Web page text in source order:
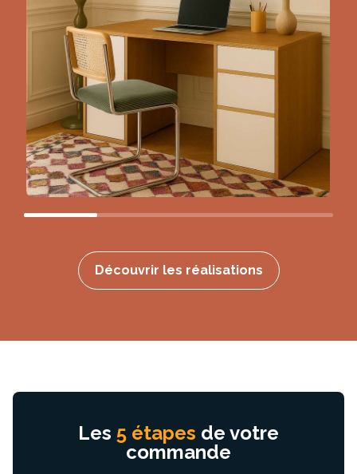
Découvrir les réalisations
Les 5 étapes de votre
commande